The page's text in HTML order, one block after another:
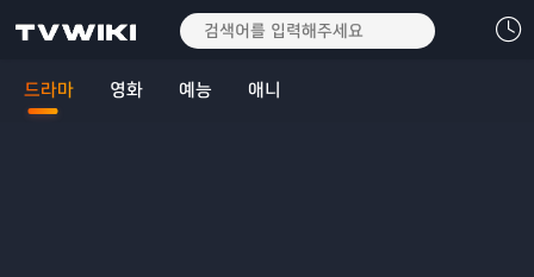
드라마 영화 예능 애니